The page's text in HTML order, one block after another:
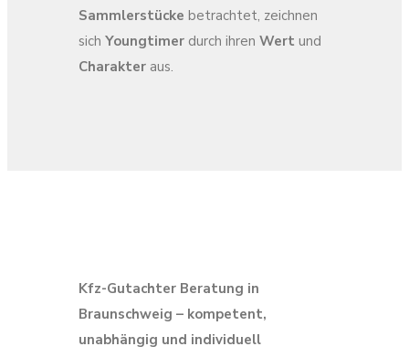
Sammlerstücke betrachtet, zeichnen
sich Youngtimerdurch ihren Wert und
Charakteraus.
Kfz-Gutachter Beratung in
Braunschweig – kompetent,
unabhängig und individuell